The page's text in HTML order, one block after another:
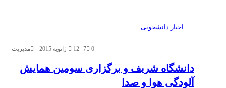
اخبار دانشجویی
مدیریت 12 ژانویه 2015 0
7
دانشگاه شریف و برگزاری سومین همایش
آلودگی هوا و صدا